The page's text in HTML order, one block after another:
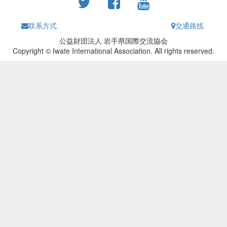
联系方式
交通路线
公益財団法人 岩手県国際交流協会
Copyright © Iwate International Association. All rights reserved.